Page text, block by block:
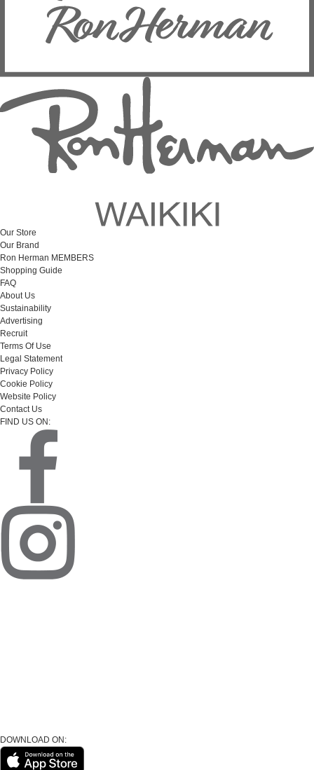
Our Store
Our Brand
Ron Herman MEMBERS
Shopping Guide
FAQ
About Us
Sustainability
Advertising
Recruit
Terms Of Use
Legal Statement
Privacy Policy
Cookie Policy
Website Policy
Contact Us
FIND US ON:
DOWNLOAD ON: